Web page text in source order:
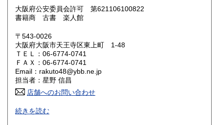
鳥取県 600円 島根県
岡山県
山口県 600円
香川県 600円
高知県 600円
佐賀県
大阪府公安委員会許可 第621106100822
書籍商 古書 楽人館
〒543-0026
大阪府大阪市天王寺区東上町 1-48
ＴＥＬ：06-6774-0741
ＦＡＸ：06-6774-0741
Email：rakuto48@ybb.ne.jp
担当者：星野 信昌
店舗へのお問い合わせ
朝鮮・中国の戦前資料を中心に学術書から一般書まで多数
漢方・鍼灸書,易学、囲碁・将棋本、美術書も多数陳列
続きを読む